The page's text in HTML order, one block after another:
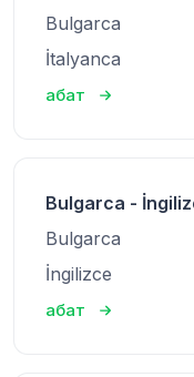
Bulgarca
İtalyanca
абат
Bulgarca -
Bulgarca
İngilizce
абат